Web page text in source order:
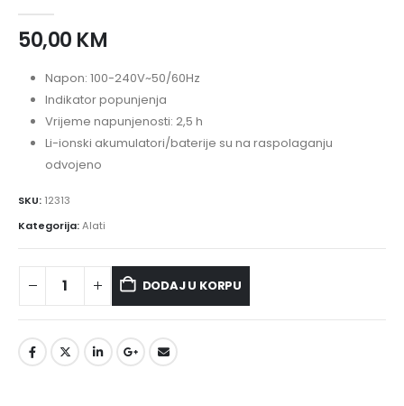
50,00 KM
Napon: 100-240V~50/60Hz
Indikator popunjenja
Vrijeme napunjenosti: 2,5 h
Li-ionski akumulatori/baterije su na raspolaganju
odvojeno
SKU: 12313
Kategorija:Alati
DODAJ U KORPU